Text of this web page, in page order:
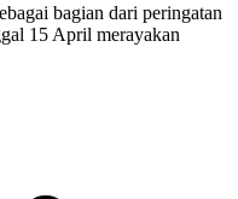
bagian dari peringatan
15 April merayakan